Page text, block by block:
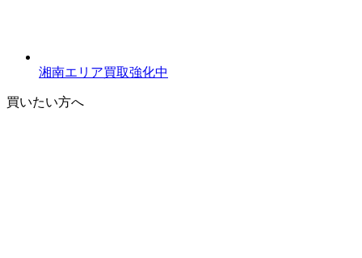
湘南エリア買取強化中
買いたい方へ